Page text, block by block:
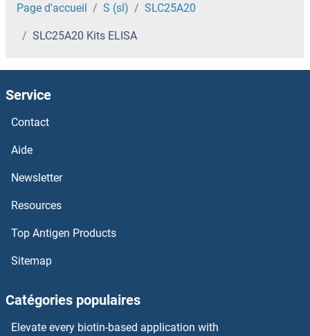
SLC1A5 Kits ELISA
SLC1A3 Kits ELISA
SLC19A1 Kits ELISA
SLC18A2 Kits ELISA
SLC17A7 Kits ELISA
Page d'accueil S (sl) SLC25A20
SLC25A20 Kits ELISA
Service
Contact
Aide
Newsletter
Resources
Top Antigen Products
Sitemap
Catégories populaires
Elevate every biotin-based application with